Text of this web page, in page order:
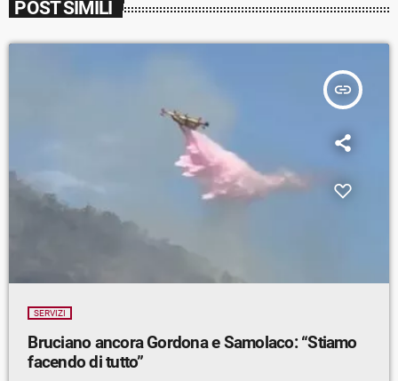
POST SIMILI
insert_link
SERVIZI
Bruciano ancora Gordona e Samolaco: “Stiamo
facendo di tutto”